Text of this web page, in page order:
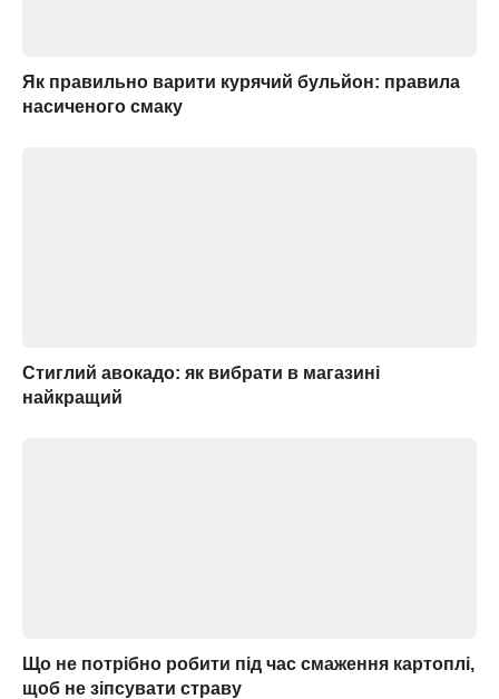
Як правильно варити курячий бульйон: правила
насиченого смаку
Стиглий авокадо: як вибрати в магазині
найкращий
Що не потрібно робити під час смаження картоплі,
щоб не зіпсувати страву